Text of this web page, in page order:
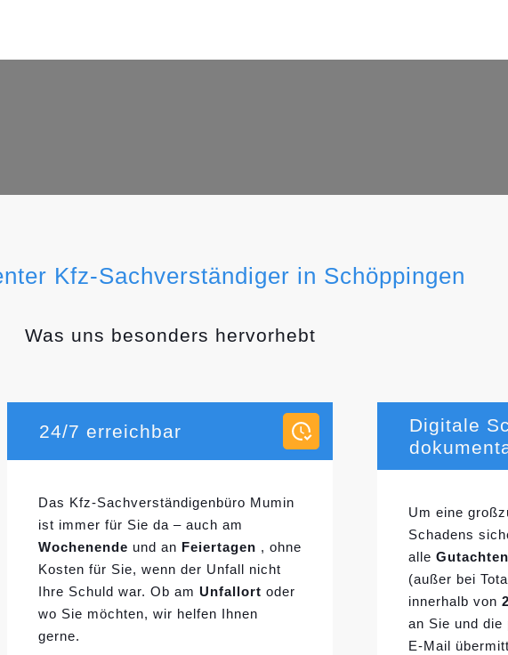
Kfz-Sachverständiger in Schöppingen
Was uns besonders hervorhebt
24/7 erreichbar
Das Kfz-Sachverständigenbüro Mumin
ist immer für Sie da – auch am
Wochenende und an Feiertagen , ohne
Kosten für Sie, wenn der Unfall nicht
Ihre Schuld war. Ob am Unfallort oder
wo Sie möchten, wir helfen Ihnen
gerne.
Digitale
Um eine
Schadens
alle
(außer bei
innerhalb von
an Sie und die
E-Mail